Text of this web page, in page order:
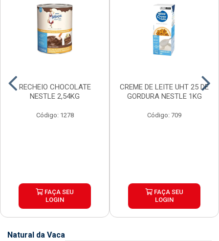
RECHEIO CHOCOLATE
NESTLE 2,54KG
Código: 1278
FAÇA SEU
LOGIN
CREME DE LEITE UHT 25 DE
GORDURA NESTLE 1KG
Código: 709
FAÇA SEU
LOGIN
Natural da Vaca